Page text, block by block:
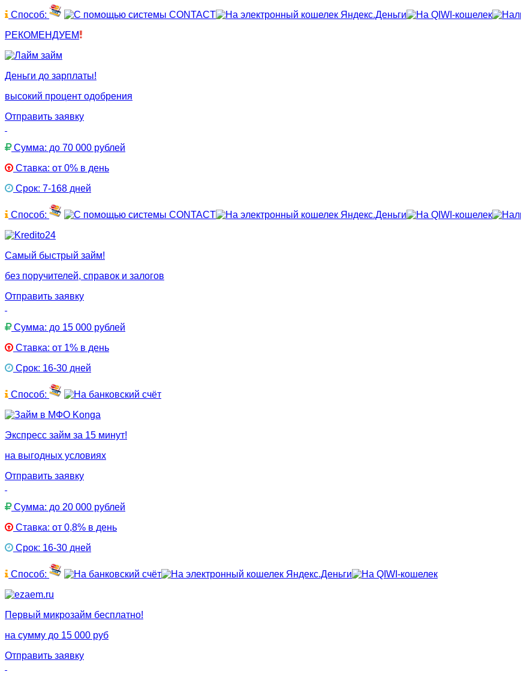
Способ:
РЕКОМЕНДУЕМ
Деньги до зарплаты!
высокий процент одобрения
Отправить заявку
Сумма: до 70 000 рублей
Ставка: от 0% в день
Срок: 7-168 дней
Способ:
Самый быстрый займ!
без поручителей, справок и залогов
Отправить заявку
Сумма: до 15 000 рублей
Ставка: от 1% в день
Срок: 16-30 дней
Способ:
Экспресс займ за 15 минут!
на выгодных условиях
Отправить заявку
Сумма: до 20 000 рублей
Ставка: от 0,8% в день
Срок: 16-30 дней
Способ:
Первый микрозайм бесплатно!
на сумму до 15 000 руб
Отправить заявку